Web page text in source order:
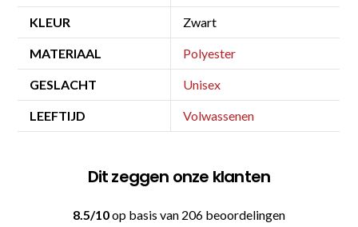
KLEUR Zwart
MATERIAAL Polyester
GESLACHT Unisex
LEEFTIJD Volwassenen
Dit zeggen onze klanten
8.5/10op basis van 206 beoordelingen